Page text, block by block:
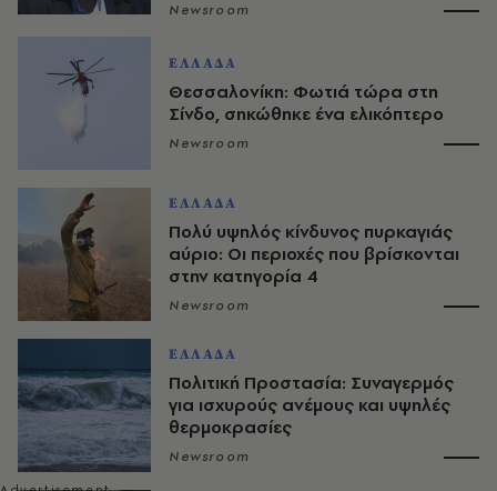
Newsroom
ΕΛΛΑΔΑ
Θεσσαλονίκη: Φωτιά τώρα στη
Σίνδο, σηκώθηκε ένα ελικόπτερο
Newsroom
ΕΛΛΑΔΑ
Πολύ υψηλός κίνδυνος πυρκαγιάς
αύριο: Οι περιοχές που βρίσκονται
στην κατηγορία 4
Newsroom
ΕΛΛΑΔΑ
Πολιτική Προστασία: Συναγερμός
για ισχυρούς ανέμους και υψηλές
θερμοκρασίες
Newsroom